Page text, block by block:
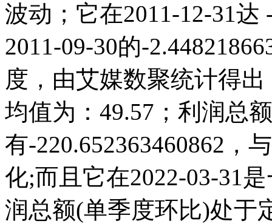
波动；它在2011-12-31达
2011-09-30的-
度，由艾媒数聚统计得
均值为：49.57；利润总
有-220.652363460862，
化;而且它在2022-03-31
润总额(单季度环比)处于